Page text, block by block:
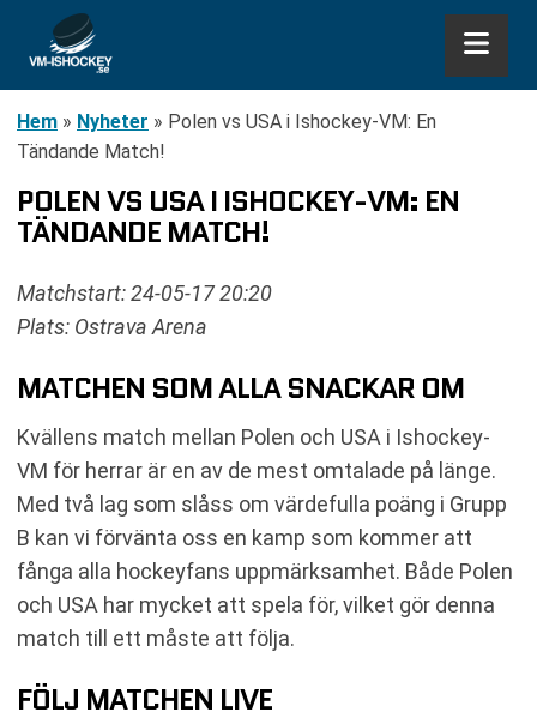
Hem » Nyheter » Polen vs USA i Ishockey-VM: En
Tändande Match!
POLEN VS USA I ISHOCKEY-VM: EN
TÄNDANDE MATCH!
Matchstart: 24-05-17 20:20
Plats: Ostrava Arena
MATCHEN SOM ALLA SNACKAR OM
Kvällens match mellan Polen och USA i Ishockey-
VM för herrar är en av de mest omtalade på länge.
Med två lag som slåss om värdefulla poäng i Grupp
B kan vi förvänta oss en kamp som kommer att
fånga alla hockeyfans uppmärksamhet. Både Polen
och USA har mycket att spela för, vilket gör denna
match till ett måste att följa.
FÖLJ MATCHEN LIVE